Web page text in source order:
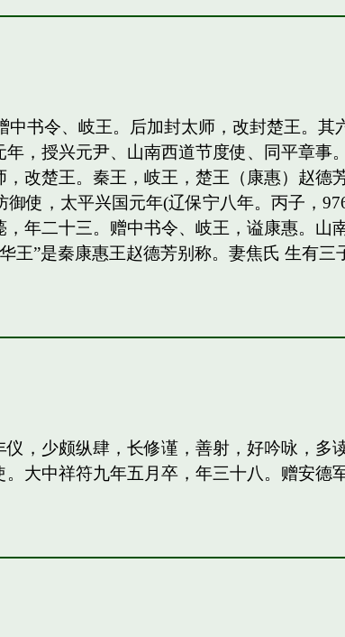
书令、岐王。后加封太师，改封楚王。其
，授兴元尹、山南西道节度使、同平章事
改楚王。秦王，岐王，楚王（康惠）赵德
使，太平兴国元年(辽保宁八年。丙子，
年二十三。赠中书令、岐王，谥康惠。山
王”是秦康惠王赵德芳别称。妻焦氏 生有三
，少颇纵肆，长修谨，善射，好吟咏，多
大中祥符九年五月卒，年三十八。赠安德